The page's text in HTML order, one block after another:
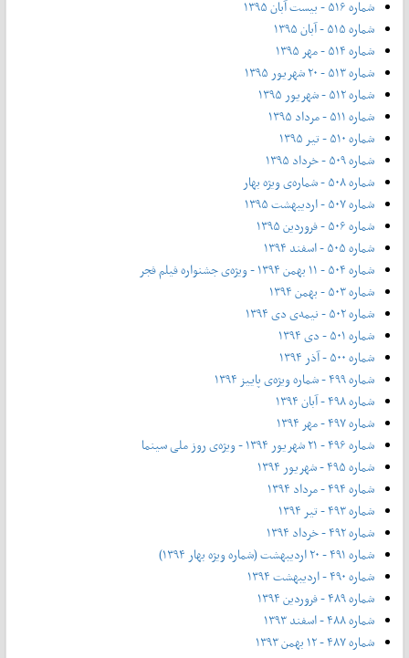
شماره ۵۱۶ - بیست آبان ۱۳۹۵
شماره ۵۱۵ - آبان ۱۳۹۵
شماره ۵۱۴ - مهر ۱۳۹۵
شماره ۵۱۳ - ۲۰ شهریور ۱۳۹۵
شماره ۵۱۲ - شهریور ۱۳۹۵
شماره ۵۱۱ - مرداد ۱۳۹۵
شماره ۵۱۰ - تیر ۱۳۹۵
شماره ۵۰۹ - خرداد ۱۳۹۵
شماره ۵۰۸ - شماره‌ی ویژه بهار
شماره ۵۰۷ - اردیبهشت ۱۳۹۵
شماره ۵۰۶ - فروردین ۱۳۹۵
شماره ۵۰۵ - اسفند ۱۳۹۴
شماره ۵۰۴ - ۱۱ بهمن ۱۳۹۴ - ویژه‌ی جشنواره فیلم فجر
شماره ۵۰۳ - بهمن ۱۳۹۴
شماره ۵۰۲ - نیمه‌ی دی ۱۳۹۴
شماره ۵۰۱ - دی ۱۳۹۴
شماره ۵۰۰ - آذر ۱۳۹۴
شماره ۴۹۹ - شماره ویژه‌ی پاییز ۱۳۹۴
شماره ۴۹۸ - آبان ۱۳۹۴
شماره ۴۹۷ - مهر ۱۳۹۴
شماره ۴۹۶ - ۲۱ شهریور ۱۳۹۴ - ویژه‌ی روز ملی سینما
شماره ۴۹۵ - شهریور ۱۳۹۴
شماره ۴۹۴ - مرداد ۱۳۹۴
شماره ۴۹۳ - تیر ۱۳۹۴
شماره ۴۹۲ - خرداد ۱۳۹۴
شماره ۴۹۱ - ۲۰ اردیبهشت (شماره ویژه بهار ۱۳۹۴)
شماره ۴۹۰ - اردیبهشت ۱۳۹۴
شماره ۴۸۹ - فروردین ۱۳۹۴
شماره ۴۸۸ - اسفند ۱۳۹۳
شماره ۴۸۷ - ۱۲ بهمن ۱۳۹۳